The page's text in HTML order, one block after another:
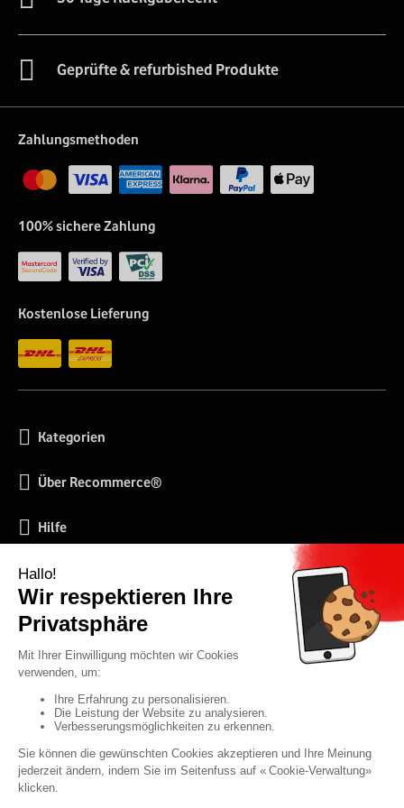
Geprüfte & refurbished Produkte
Zahlungsmethoden
100% sichere Zahlung
Kostenlose Lieferung
Kategorien
Über Recommerce®
Hilfe
Soziale Netzwerke
2026 RECOMMERCE® SOLUTIONS SA (Betreiber der Webseite und Verkäufer der auf